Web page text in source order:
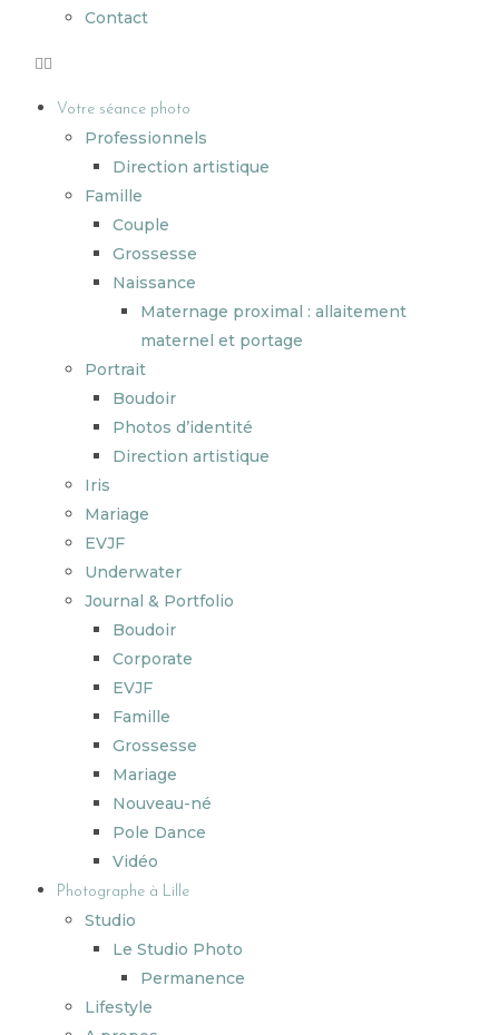
Contact
Votre séance photo
Professionnels
Direction artistique
Famille
Couple
Grossesse
Naissance
Maternage proximal : allaitement
maternel et portage
Portrait
Boudoir
Photos d’identité
Direction artistique
Iris
Mariage
EVJF
Underwater
Journal & Portfolio
Boudoir
Corporate
EVJF
Famille
Grossesse
Mariage
Nouveau-né
Pole Dance
Vidéo
Photographe à Lille
Studio
Le Studio Photo
Permanence
Lifestyle